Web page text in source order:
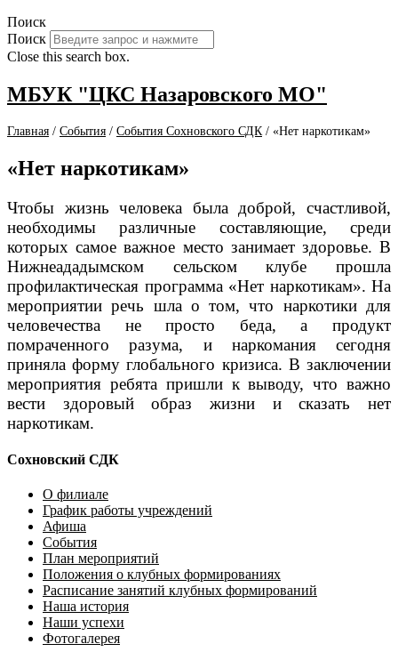
Поиск
Поиск
Close this search box.
МБУК "ЦКС Назаровского МО"
Главная / События / События Сохновского СДК / «Нет наркотикам»
«Нет наркотикам»
Чтобы жизнь человека была доброй, счастливой,
необходимы различные составляющие, среди
которых самое важное место занимает здоровье. В
Нижнеададымском сельском клубе прошла
профилактическая программа «Нет наркотикам». На
мероприятии речь шла о том, что наркотики для
человечества не просто беда, а продукт
помраченного разума, и наркомания сегодня
приняла форму глобального кризиса. В заключении
мероприятия ребята пришли к выводу, что важно
вести здоровый образ жизни и сказать нет
наркотикам.
Сохновский СДК
О филиале
График работы учреждений
Афиша
События
План мероприятий
Положения о клубных формированиях
Расписание занятий клубных формирований
Наша история
Наши успехи
Фотогалерея